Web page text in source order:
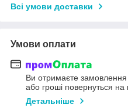
Всі умови доставки
Умови оплати
Ви отримаєте замовлення
або гроші повернуться на
Детальніше